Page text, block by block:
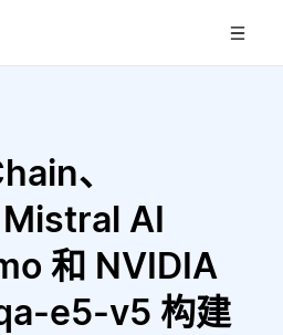
、
AI
和 NVIDIA
e5-v5 构建